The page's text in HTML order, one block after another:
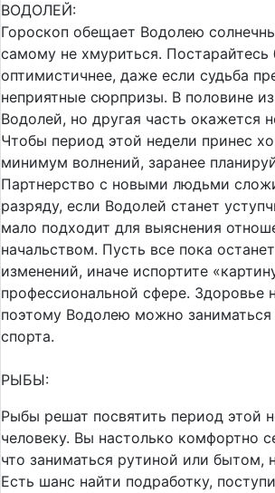
ВОДОЛЕЙ:
Гороскоп обещает Водолею
самому не хмуриться. Постарайтесь
оптимистичнее, даже если судьба
неприятные сюрпризы. В половине
Водолей, но другая часть окажется
Чтобы период этой недели принес
минимум волнений, заранее
Партнерство с новыми людьми
разряду, если Водолей станет
мало подходит для выяснения
начальством. Пусть все пока
изменений, иначе испортите
профессиональной сфере. Здоровье
поэтому Водолею можно
спорта.
РЫБЫ:
Рыбы решат посвятить период этой
человеку. Вы настолько комфортно
что заниматься рутиной или бытом,
Есть шанс найти подработку,